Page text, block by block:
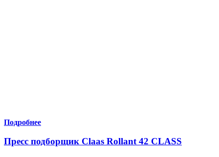
Подробнее
Пресс подборщик Claas Rollant 42 CLASS